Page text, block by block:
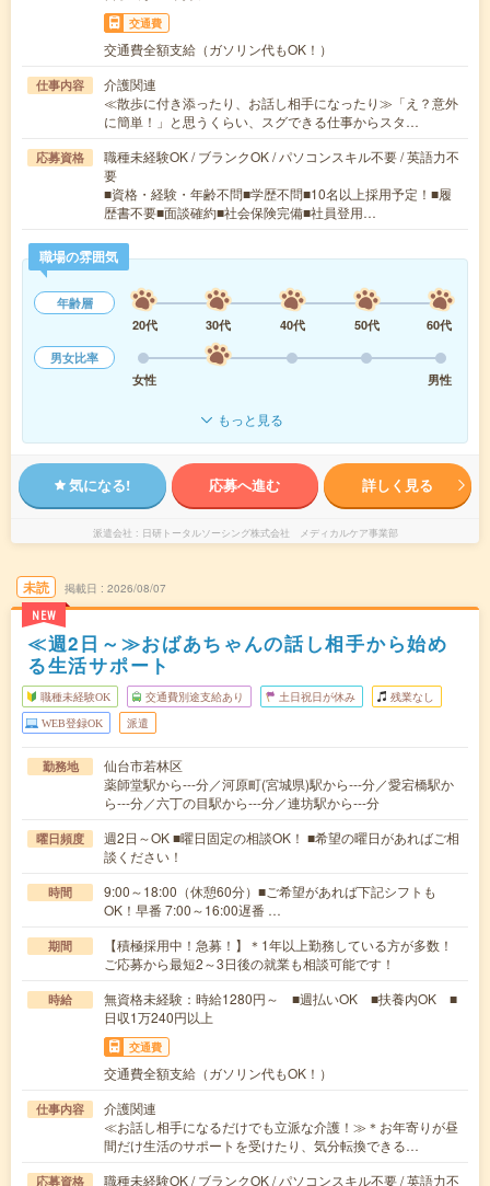
交通費
交通費全額支給（ガソリン代もOK！）
仕事内容
介護関連
≪散歩に付き添ったり、お話し相手になったり≫「え？意外
に簡単！」と思うくらい、スグできる仕事からスタ…
応募資格
職種未経験OK / ブランクOK / パソコンスキル不要 / 英語力不
要
■資格・経験・年齢不問■学歴不問■10名以上採用予定！■履
歴書不要■面談確約■社会保険完備■社員登用…
職場の雰囲気
年齢層
20代
30代 40代 50代
60代
男女比率
女性
男性
もっと見る
気になる! 応募へ進む 詳しく見る
派遣会社 日研トータルソーシング株式会社 メディカルケア事業部
未読
NEW
掲載日 2026/08/07
≪週2日～≫おばあちゃんの話し相手から始め
る生活サポート
職種未経験OK 交通費別途支給あり 土日祝日が休み 残業なし
WEB登録OK 派遣
勤務地
仙台市若林区
薬師堂駅から---分／河原町(宮城県)駅から---分／愛宕橋駅か
ら---分／六丁の目駅から---分／連坊駅から---分
曜日頻度
週2日～OK ■曜日固定の相談OK！ ■希望の曜日があればご相
談ください！
時間
9:00～18:00（休憩60分）■ご希望があれば下記シフトも
OK！早番 7:00～16:00遅番 …
期間
【積極採用中！急募！】＊1年以上勤務している方が多数！
ご応募から最短2～3日後の就業も相談可能です！
時給
無資格未経験：時給1280円～ ■週払いOK ■扶養内OK ■
日収1万240円以上
交通費
交通費全額支給（ガソリン代もOK！）
仕事内容
介護関連
≪お話し相手になるだけでも立派な介護！≫＊お年寄りが昼
間だけ生活のサポートを受けたり、気分転換できる…
応募資格
職種未経験OK / ブランクOK / パソコンスキル不要 / 英語力不